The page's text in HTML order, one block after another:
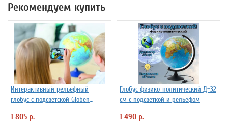
Рекомендуем купить
Интерактивный рельефный
глобус с подсветской Globen
1 805 р.
Глобус физико-политический Д=32
см с подсветкой и рельефом
1 490 р.